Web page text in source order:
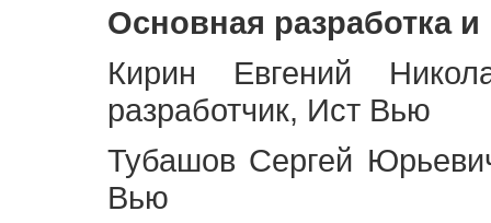
Основная разработка
Кирин Евгений
разработчик, Ист Вью
Тубашов Сергей
Вью